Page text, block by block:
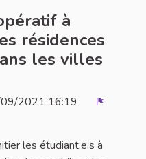
à
résidences
les villes
2021 16:19
les étudiant.e.s à